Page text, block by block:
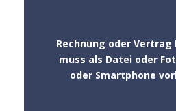
Rechnung oder Vertrag
muss als Datei oder
oder Smartphone